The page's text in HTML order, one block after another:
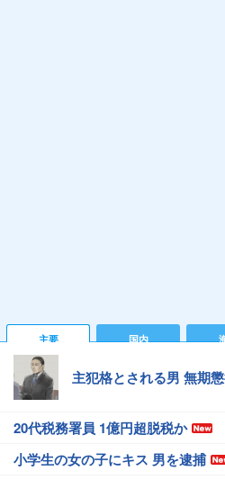
主要 国内
主犯格とされる男 無期
20代税務署員 1億円超脱税か
小学生の女の子にキス 男を逮捕